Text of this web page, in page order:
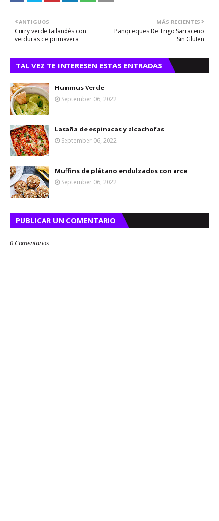
MÁS RECIENTES
Panqueques De Trigo Sarraceno
Sin Gluten
ANTIGUOS
Curry verde tailandés con
verduras de primavera
TAL VEZ TE INTERESEN ESTAS ENTRADAS
Hummus Verde
September 06, 2022
Lasaña de espinacas y alcachofas
September 06, 2022
Muffins de plátano endulzados con arce
September 06, 2022
PUBLICAR UN COMENTARIO
0 Comentarios